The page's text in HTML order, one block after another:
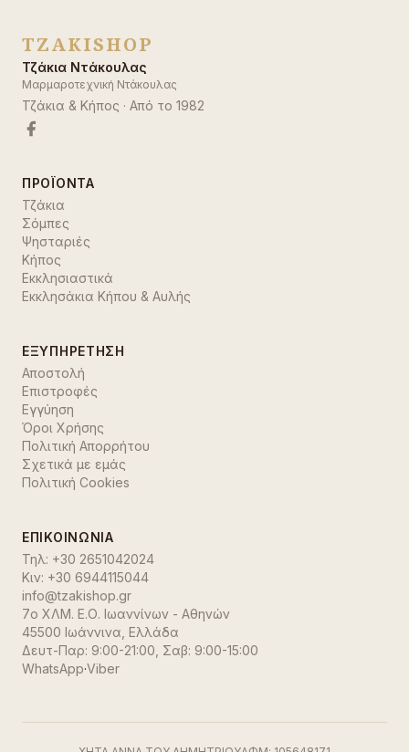
TZAKISHOP
Τζάκια Ντάκουλας
Μαρμαροτεχνική Ντάκουλας
Τζάκια & Κήπος · Από το 1982
ΠΡΟΪΌΝΤΑ
Τζάκια
Σόμπες
Ψησταριές
Κήπος
Εκκλησιαστικά
Εκκλησάκια Κήπου & Αυλής
ΕΞΥΠΗΡΈΤΗΣΗ
Αποστολή
Επιστροφές
Εγγύηση
Όροι Χρήσης
Πολιτική Απορρήτου
Σχετικά με εμάς
Πολιτική Cookies
ΕΠΙΚΟΙΝΩΝΊΑ
Τηλ: +30 2651042024
Κιν: +30 6944115044
info@tzakishop.gr
7ο ΧΛΜ. Ε.Ο. Ιωαννίνων - Αθηνών
45500 Ιωάννινα Ελλάδα
Δευτ-Παρ: 9:00-21:00, Σαβ: 9:00-15:00
WhatsApp·Viber